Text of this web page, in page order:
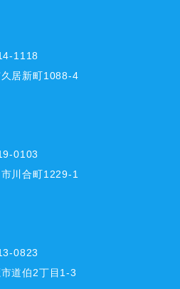
1118
居新町1088-4
0103
川合町1229-1
0823
道伯2丁目1-3